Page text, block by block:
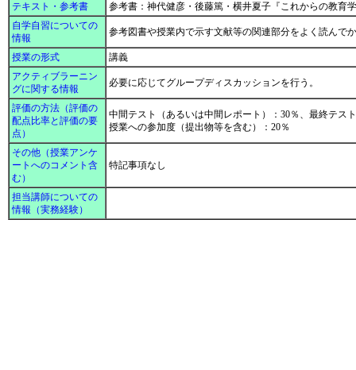
テキスト・参考書
参考書：神代健彦・後藤篤・横井夏子『これからの教育
自学自習についての
情報
参考図書や授業内で示す文献等の関連部分をよく読んで
授業の形式
講義
アクティブラーニン
グに関する情報
必要に応じてグループディスカッションを行う。
評価の方法（評価の
配点比率と評価の要
点）
中間テスト（あるいは中間レポート）：30％、最終テス
授業への参加度（提出物等を含む）：20％
その他（授業アンケ
ートへのコメント含
む）
特記事項なし
担当講師についての
情報（実務経験）